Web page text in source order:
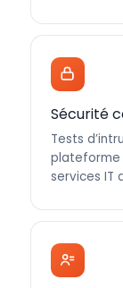
Sécurité
Tests
plateforme
services IT